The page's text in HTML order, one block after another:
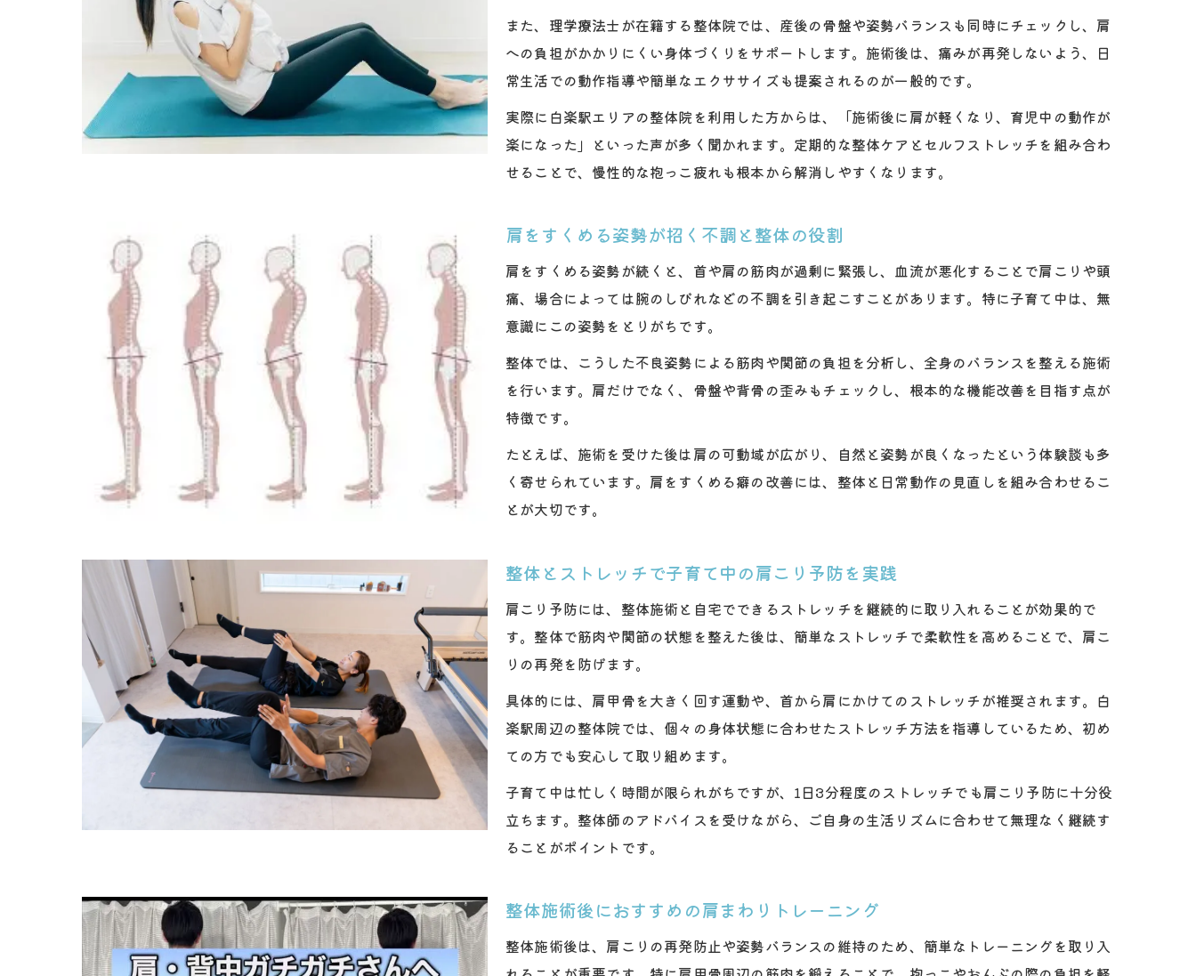
産後の肩こり対策に役立つ整体とトレーニング
産後の肩こり解消に整体を取り入れるメリット
整体施術後に効果的な肩こり予防ストレッチ
整体と骨盤矯正で産後の身体バランスを整える
整体を活用した産後のセルフケア方法
整体で産後の肩こりと歪みを同時に改善
整体で理想の姿勢バランスを目指す方法
肩こりの根本改善には整体が有効な理由
整体とトレーニングで美しい姿勢をキープ
日常生活で実践しやすい整体アドバイス
整体で感じる姿勢の変化と肩こり軽減効果
また、理学療法士が在籍する整体院では、産後の骨盤や姿勢バランスも同時にチェックし、肩
への負担がかかりにくい身体づくりをサポートします。施術後は、痛みが再発しないよう、日
常生活での動作指導や簡単なエクササイズも提案されるのが一般的です。
実際に白楽駅エリアの整体院を利用した方からは、「施術後に肩が軽くなり、育児中の動作が
楽になった」といった声が多く聞かれます。定期的な整体ケアとセルフストレッチを組み合わ
せることで、慢性的な抱っこ疲れも根本から解消しやすくなります。
肩をすくめる姿勢が招く不調と整体の役割
肩をすくめる姿勢が続くと、首や肩の筋肉が過剰に緊張し、血流が悪化することで肩こりや頭
痛、場合によっては腕のしびれなどの不調を引き起こすことがあります。特に子育て中は、無
意識にこの姿勢をとりがちです。
整体では、こうした不良姿勢による筋肉や関節の負担を分析し、全身のバランスを整える施術
を行います。肩だけでなく、骨盤や背骨の歪みもチェックし、根本的な機能改善を目指す点が
特徴です。
たとえば、施術を受けた後は肩の可動域が広がり、自然と姿勢が良くなったという体験談も多
く寄せられています。肩をすくめる癖の改善には、整体と日常動作の見直しを組み合わせるこ
とが大切です。
整体とストレッチで子育て中の肩こり予防を実践
肩こり予防には、整体施術と自宅でできるストレッチを継続的に取り入れることが効果的で
す。整体で筋肉や関節の状態を整えた後は、簡単なストレッチで柔軟性を高めることで、肩こ
りの再発を防げます。
具体的には、肩甲骨を大きく回す運動や、首から肩にかけてのストレッチが推奨されます。白
楽駅周辺の整体院では、個々の身体状態に合わせたストレッチ方法を指導しているため、初め
ての方でも安心して取り組めます。
子育て中は忙しく時間が限られがちですが、1日3分程度のストレッチでも肩こり予防に十分役
立ちます。整体師のアドバイスを受けながら、ご自身の生活リズムに合わせて無理なく継続す
ることがポイントです。
整体施術後におすすめの肩まわりトレーニング
整体施術後は、肩こりの再発防止や姿勢バランスの維持のため、簡単なトレーニングを取り入